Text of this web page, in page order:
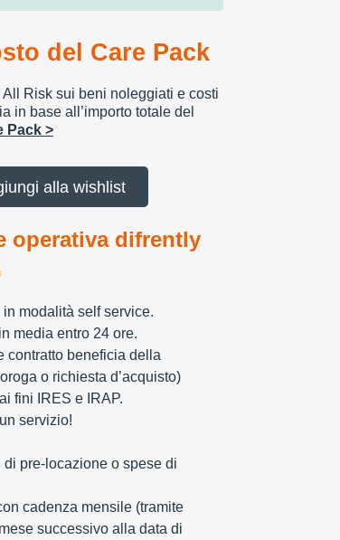
del Care Pack
Risk sui beni noleggiati e costi
in base all’importo totale del
Pack >
alla wishlist
operativa difrently
modalità self service.
media entro 24 ore.
contratto beneficia della
o richiesta d’acquisto)
fini IRES e IRAP.
servizio!
pre-locazione o spese di
cadenza mensile (tramite
successivo alla data di